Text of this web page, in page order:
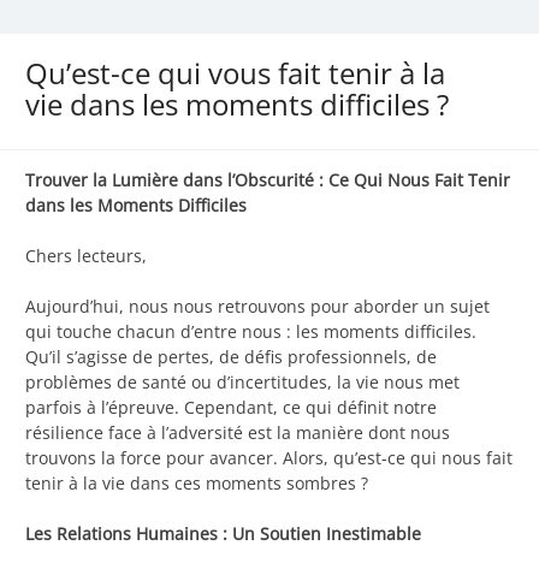
Qu’est-ce qui vous fait tenir à la
vie dans les moments difficiles ?
Trouver la Lumière dans l’Obscurité : Ce Qui Nous Fait Tenir
dans les Moments Difficiles
Chers lecteurs,
Aujourd’hui, nous nous retrouvons pour aborder un sujet
qui touche chacun d’entre nous : les moments difficiles.
Qu’il s’agisse de pertes, de défis professionnels, de
problèmes de santé ou d’incertitudes, la vie nous met
parfois à l’épreuve. Cependant, ce qui définit notre
résilience face à l’adversité est la manière dont nous
trouvons la force pour avancer. Alors, qu’est-ce qui nous fait
tenir à la vie dans ces moments sombres ?
Les Relations Humaines : Un Soutien Inestimable